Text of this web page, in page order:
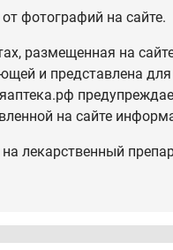
фотографий на сайте.
размещенная на
и представлена
на сайте
лекарственный